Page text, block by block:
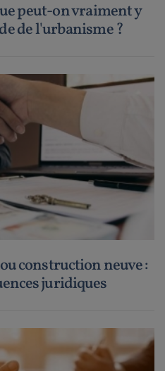
peut-on vraiment y
de l'urbanisme ?
construction neuve :
juridiques